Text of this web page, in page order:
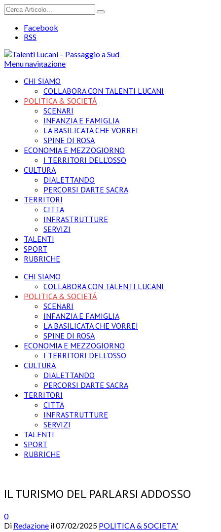
Facebook
RSS
Menu navigazione
CHI SIAMO
COLLABORA CON TALENTI LUCANI
POLITICA & SOCIETÁ
SCENARI
INFANZIA E FAMIGLIA
LA BASILICATA CHE VORREI
SPINE DI ROSA
ECONOMIA E MEZZOGIORNO
I TERRITORI DELL’OSSO
CULTURA
DIALETTANDO
PERCORSI D’ARTE SACRA
TERRITORI
CITTA
INFRASTRUTTURE
SERVIZI
TALENTI
SPORT
RUBRICHE
CHI SIAMO
COLLABORA CON TALENTI LUCANI
POLITICA & SOCIETÁ
SCENARI
INFANZIA E FAMIGLIA
LA BASILICATA CHE VORREI
SPINE DI ROSA
ECONOMIA E MEZZOGIORNO
I TERRITORI DELL’OSSO
CULTURA
DIALETTANDO
PERCORSI D’ARTE SACRA
TERRITORI
CITTA
INFRASTRUTTURE
SERVIZI
TALENTI
SPORT
RUBRICHE
IL TURISMO DEL PARLARSI ADDOSSO
0
Di Redazione il07/02/2025 POLITICA & SOCIETA'